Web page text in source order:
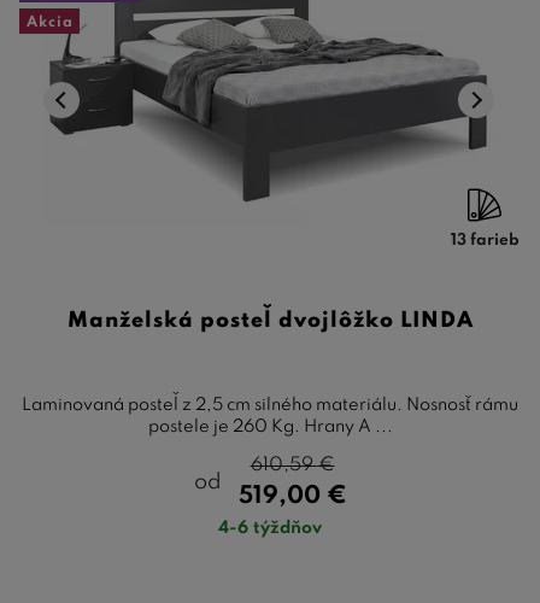
Akcia
13 farieb
Manželská posteľ dvojlôžko LINDA
Laminovaná posteľ z 2,5 cm silného materiálu. Nosnosť rámu
postele je 260 Kg. Hrany A ...
od
519,00 €
610,59€
4-6 týždňov